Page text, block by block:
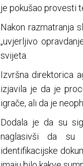
je pokušao provesti
Nakon razmatranja
„uvjerljivo
svijeta.
Izvršna direktorica
izjavila je da je
igrače, ali da je
Dodala je da su
naglasivši da su
identifikacijske